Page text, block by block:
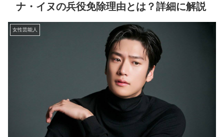
ナ・イヌの兵役免除理由とは？詳細に解説
女性芸能人